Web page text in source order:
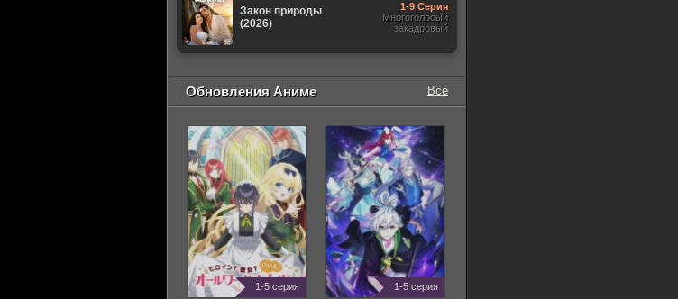
Закон природы
(2026)
1-9 Серия
Многоголосый
закадровый
Обновления Аниме Все
1-5 серия 1-5 серия